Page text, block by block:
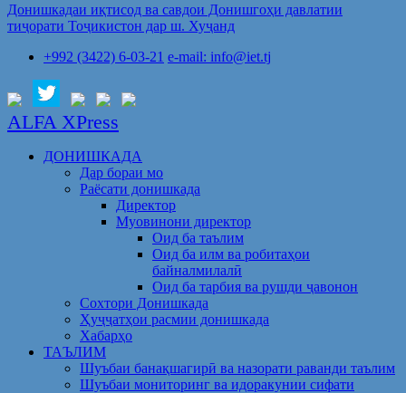
Донишкадаи иқтисод ва савдои Донишгоҳи давлатии
тиҷорати Тоҷикистон дар ш. Хуҷанд
+992 (3422) 6-03-21 e-mail: info@iet.tj
ALFA XPress
ДОНИШКАДА
Дар бораи мо
Раёсати донишкада
Директор
Муовинони директор
Оид ба таълим
Оид ба илм ва робитаҳои
байналмилалӣ
Оид ба тарбия ва рушди ҷавонон
Сохтори Донишкада
Ҳуҷҷатҳои расмии донишкада
Хабарҳо
ТАЪЛИМ
Шуъбаи банақшагирӣ ва назорати раванди таълим
Шуъбаи мониторинг ва идоракунии сифати